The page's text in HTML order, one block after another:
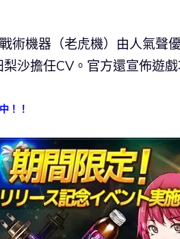
術機器（老虎機）由人氣聲
沙擔任CV。官方還宣佈遊
！！